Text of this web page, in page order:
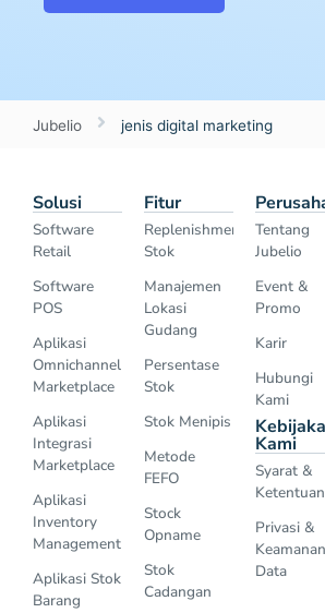
Jubelio jenis digital marketing
Solusi
Software
Retail
Software
POS
Aplikasi
Omnichannel
Marketplace
Aplikasi
Integrasi
Marketplace
Aplikasi
Inventory
Management
Aplikasi Stok
Barang
Fitur
Replenishment
Stok
Manajemen
Lokasi
Gudang
Persentase
Stok
Stok Menipis
Metode
FEFO
Stock
Opname
Stok
Cadangan
Tentang
Jubelio
Event &
Promo
Karir
Hubungi
Kami
Kami
Syarat &
Ketentuan
Privasi &
Keamanan
Data